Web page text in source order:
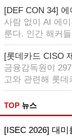
[DEF CON 34]
사람 없이 AI 에
룬다. 인간 해커
[롯데카드 CISO
금융감독원이
고와 관련해 롯데
TOP 뉴스
[ISEC 2026] 대